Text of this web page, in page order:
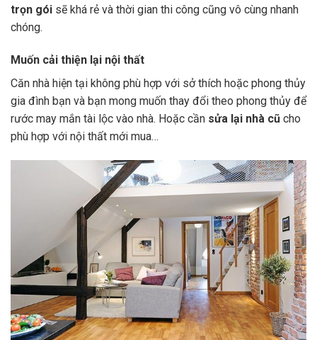
trọn gói sẽ khá rẻ và thời gian thi công cũng vô cùng nhanh
chóng.
Muốn cải thiện lại nội thất
Căn nhà hiện tại không phù hợp với sở thích hoặc phong thủy
gia đình bạn và bạn mong muốn thay đổi theo phong thủy để
rước may mắn tài lộc vào nhà. Hoặc cần sửa lại nhà cũ cho
phù hợp với nội thất mới mua…